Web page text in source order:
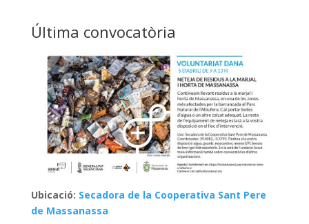
Última convocatòria
Ubicació: Secadora de la Cooperativa Sant Pere
de Massanassa